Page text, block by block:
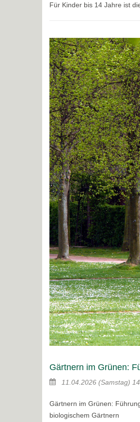
Für Kinder bis 14 Jahre ist
Gärtnern im Grünen:
11.04.2026 (Samstag)
Gärtnern im Grünen:
biologischem Gärtnern